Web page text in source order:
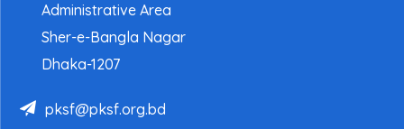
Administrative Area
Sher-e-Bangla Nagar
Dhaka-1207
pksf@pksf.org.bd